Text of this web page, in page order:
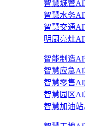
智慧城管
智慧水务
智慧交通
明厨亮灶
智能制造
智慧应急
智慧零售
智慧园区
智慧加油